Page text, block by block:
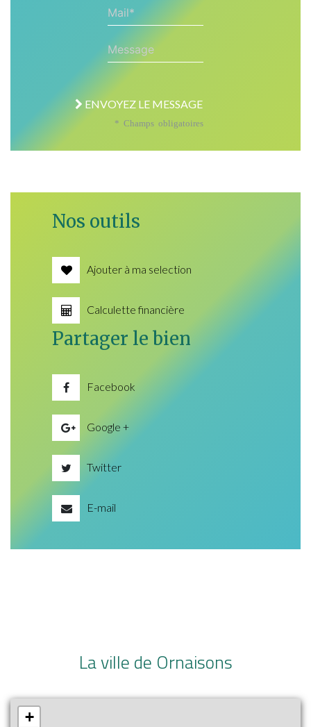
Mail*
Message
ENVOYEZ LE MESSAGE
* Champs obligatoires
Nos outils
Ajouter à ma selection
Calculette financière
Partager le bien
Facebook
Google +
Twitter
E-mail
La ville de Ornaisons
+